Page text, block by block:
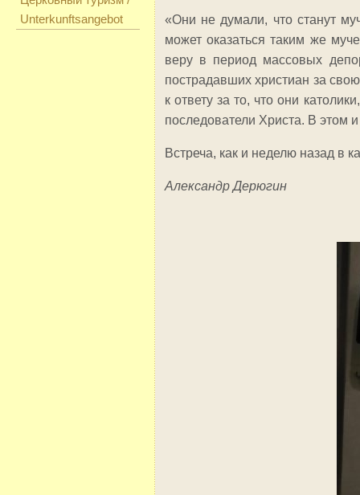
Unterkunftsangebot
«Они не думали, что станут
может оказаться таким же
веру в период массовых
пострадавших христиан за
к ответу за то, что они
последователи Христа. В этом
Встреча, как и неделю назад в
Александр Дерюгин